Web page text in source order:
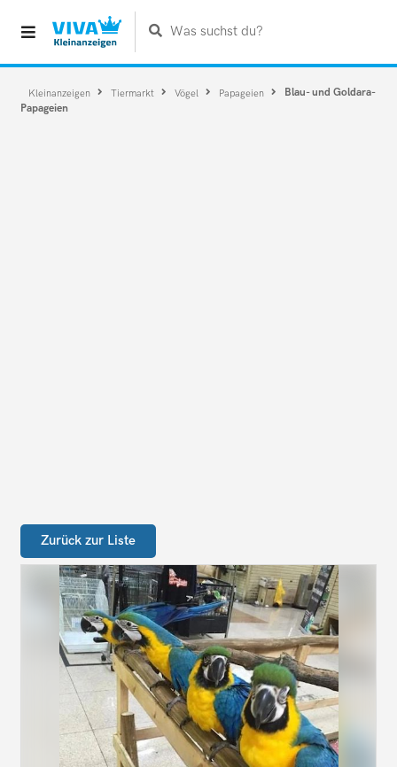
Was suchst du?
Kleinanzeigen Tiermarkt Vögel Papageien
Blau- und Goldara-
Papageien
Zurück zur Liste